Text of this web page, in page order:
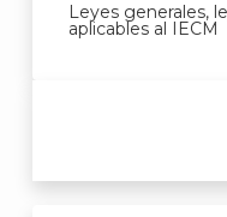
Leyes generales,
aplicables al IECM